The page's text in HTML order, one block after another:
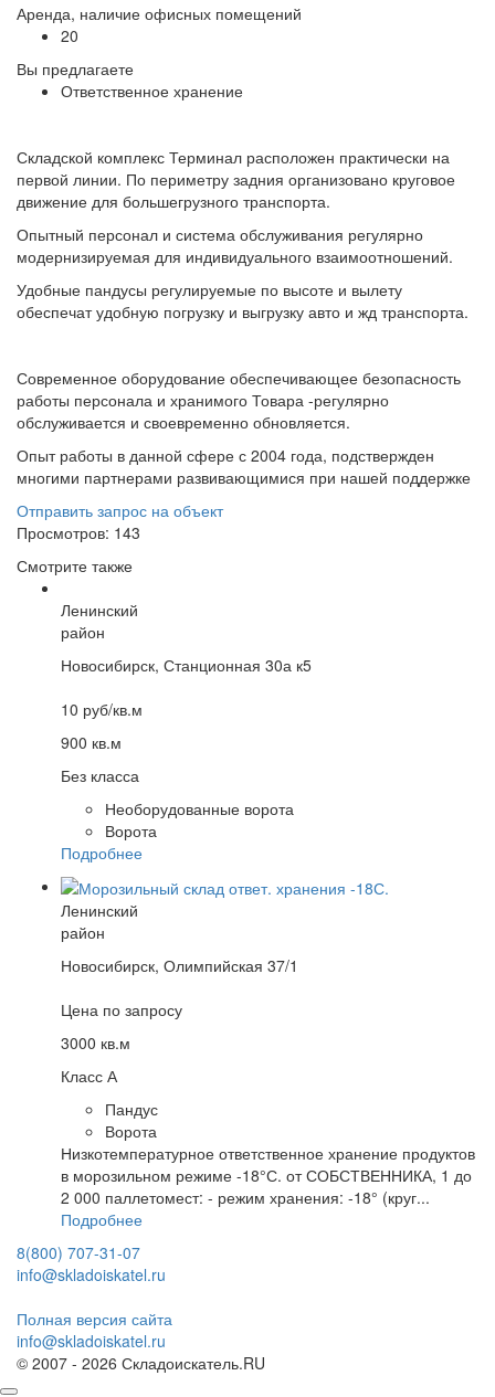
Аренда, наличие офисных помещений
20
Вы предлагаете
Ответственное хранение
Складской комплекс Терминал расположен практически на
первой линии. По периметру задния организовано круговое
движение для большегрузного транспорта.
Опытный персонал и система обслуживания регулярно
модернизируемая для индивидуального взаимоотношений.
Удобные пандусы регулируемые по высоте и вылету
обеспечат удобную погрузку и выгрузку авто и жд транспорта.
Современное оборудование обеспечивающее безопасность
работы персонала и хранимого Товара -регулярно
обслуживается и своевременно обновляется.
Опыт работы в данной сфере с 2004 года, подствержден
многими партнерами развивающимися при нашей поддержке
Отправить запрос на объект
Просмотров: 143
Смотрите также
Ленинский
район
Новосибирск, Станционная 30а к5
10 руб/кв.м
900 кв.м
Без класса
Необорудованные ворота
Ворота
Подробнее
Ленинский
район
Новосибирск, Олимпийская 37/1
Цена по запросу
3000 кв.м
Класс А
Пандус
Ворота
Низкотемпературное ответственное хранение продуктов
в морозильном режиме -18°С. от СОБСТВЕННИКА, 1 до
2 000 паллетомест: - режим хранения: -18° (круг...
Подробнее
8(800) 707-31-07
info@skladoiskatel.ru
Полная версия сайта
info@skladoiskatel.ru
© 2007 - 2026 Складоискатель.RU